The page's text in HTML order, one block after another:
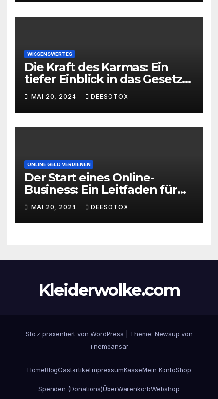
WISSENSWERTES
Die Kraft des Karmas: Ein
tiefer Einblick in das Gesetz
von Ursache und Wirkung
MAI 20, 2024 DEESOTOX
ONLINE GELD VERDIENEN
Der Start eines Online-
Business: Ein Leitfaden für
den erfolgreichen Einstieg
MAI 20, 2024 DEESOTOX
Kleiderwolke.com
Stolz präsentiert von WordPress Theme: Newsup von
Themeansar
HomeBlogGastartikelImpressumKasseMein KontoShop
Spenden (Donations)ÜberWarenkorbWebshop